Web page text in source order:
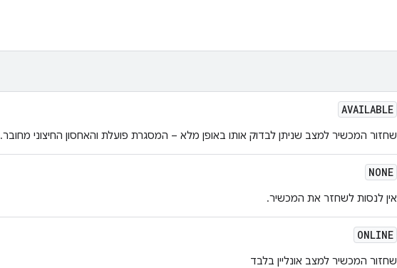
AVAILABLE
שחזור המכשיר למצב שניתן לבדוק אותו באופן מלא – המסגרת פועלת והאחסון החיצוני מחובר.
NONE
אין לנסות לשחזר את המכשיר.
ONLINE
שחזור המכשיר למצב אונליין בלבד